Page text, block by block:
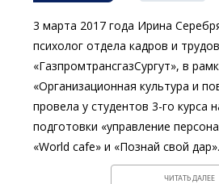
3 марта 2017 года Ирина
психолог отдела кадров и
«ГазпромтрансгазСургут», в
«Организационная культура и
провела у студентов 3-го курса
подготовки «управление
«World cafe» и «Познай свой дар».
ЧИТАТЬ ДАЛЕЕ